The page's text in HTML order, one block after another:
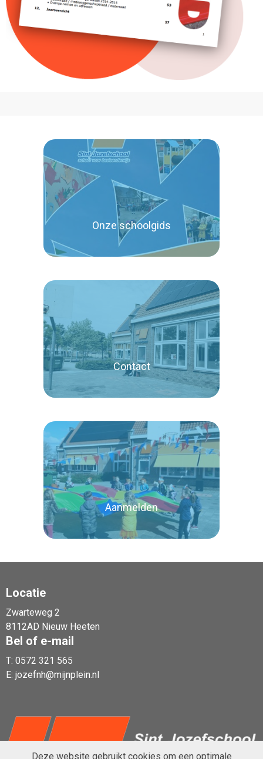
Onze schoolgids
Lees verder
Contact
Lees verder
Aanmelden
Locatie
Zwarteweg 2
8112AD Nieuw Heeten
Bel of e-mail
T: 0572 321 565
E: jozefnh@mijnplein.nl
Deze website gebruikt cookies om een optimale